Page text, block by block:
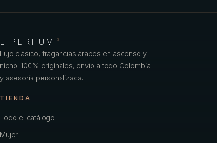
L'PERFUM ®
Lujo clásico, fragancias árabes en ascenso y
nicho. 100% originales, envío a todo Colombia
y asesoría personalizada.
TIENDA
Todo el catálogo
Mujer